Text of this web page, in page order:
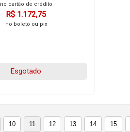
no cartão de crédito
R$ 1.172,75
no boleto ou pix
Esgotado
10 11 12 13 14 15